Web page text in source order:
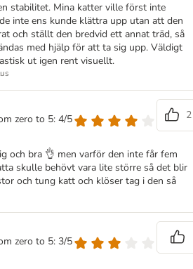
stabilitet. Mina katter ville först inte
inte ens kunde klättra upp utan att den
och ställt den bredvid ett annat träd, så
med hjälp för att ta sig upp. Väldigt
ut igen rent visuellt.
zero to 5: 4/5
2
och bra 👌 men varför den inte får fem
skulle behövt vara lite större så det blir
och tung katt och klöser tag i den så
zero to 5: 3/5